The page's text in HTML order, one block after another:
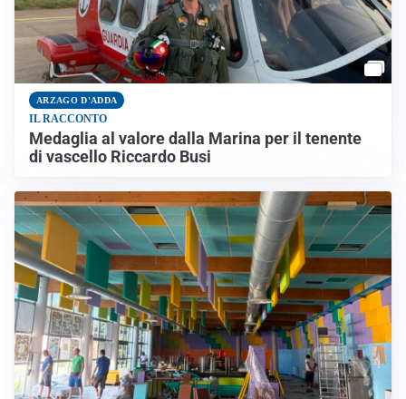
ARZAGO D'ADDA
IL RACCONTO
Medaglia al valore dalla Marina per il tenente
di vascello Riccardo Busi